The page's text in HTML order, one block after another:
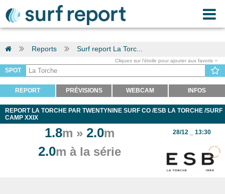
Reports Surf report La Torc...
Cliquez sur l'étoile pour ajouter aux favoris
SPOT
REPORT PRÉVISIONS WEBCAM INFOS
REPORT LA TORCHE PAR TWENTYNINE SURF CO /ESB LA TORCHE /SURF
CAMP XXIX
1.8m » 2.0m
2.0m à la série
28/12 _ 13:30